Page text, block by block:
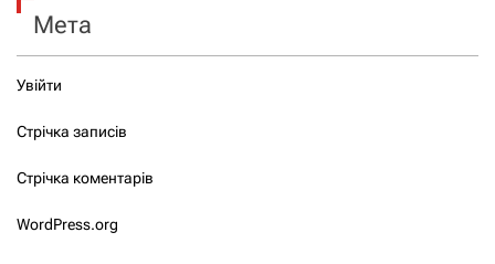
Мета
Увійти
Стрічка записів
Стрічка коментарів
WordPress.org